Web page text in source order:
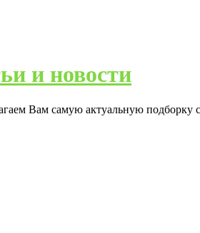
и новости
Вам самую актуальную подборку